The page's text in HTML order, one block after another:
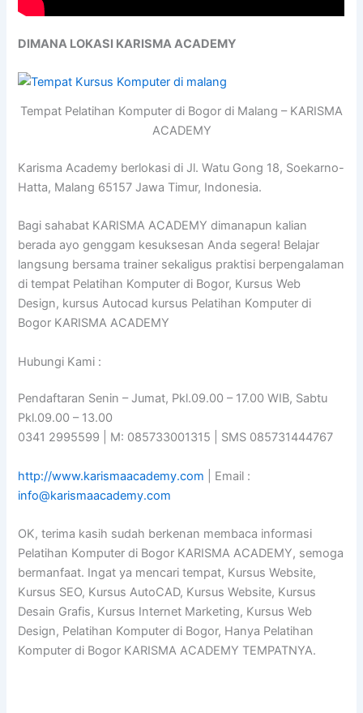
DIMANA LOKASI KARISMA ACADEMY
Tempat Pelatihan Komputer di Bogor di Malang – KARISMA
ACADEMY
Karisma Academy berlokasi di Jl. Watu Gong 18, Soekarno-
Hatta, Malang 65157 Jawa Timur, Indonesia.
Bagi sahabat KARISMA ACADEMY dimanapun kalian
berada ayo genggam kesuksesan Anda segera! Belajar
langsung bersama trainer sekaligus praktisi berpengalaman
di tempat Pelatihan Komputer di Bogor, Kursus Web
Design, kursus Autocad kursus Pelatihan Komputer di
Bogor KARISMA ACADEMY
Hubungi Kami :
Pendaftaran Senin – Jumat, Pkl.09.00 – 17.00 WIB, Sabtu
Pkl.09.00 – 13.00
0341 2995599 | M: 085733001315 | SMS 085731444767
http://www.karismaacademy.com | Email :
info@karismaacademy.com
OK, terima kasih sudah berkenan membaca informasi
Pelatihan Komputer di Bogor KARISMA ACADEMY, semoga
bermanfaat. Ingat ya mencari tempat, Kursus Website,
Kursus SEO, Kursus AutoCAD, Kursus Website, Kursus
Desain Grafis, Kursus Internet Marketing, Kursus Web
Design, Pelatihan Komputer di Bogor, Hanya Pelatihan
Komputer di Bogor KARISMA ACADEMY TEMPATNYA.